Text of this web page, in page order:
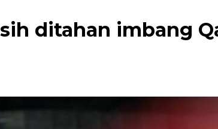
ditahan imbang